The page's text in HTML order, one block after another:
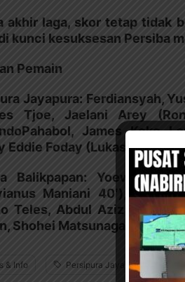
akhir laga, skor tetap tidak
kunci kesuksesan Persiba
Pemain
Jayapura: Ferdiansyah,
Tjoe, Jaelani Arey
James Koko
Eddie Foday (Lukas
Balikpapan: Yoewanto
Maniani 40′), Ledi
Teles, Abdul Aziz Lutfi
Shohei Matsunaga
& Info Persipura Jayapura